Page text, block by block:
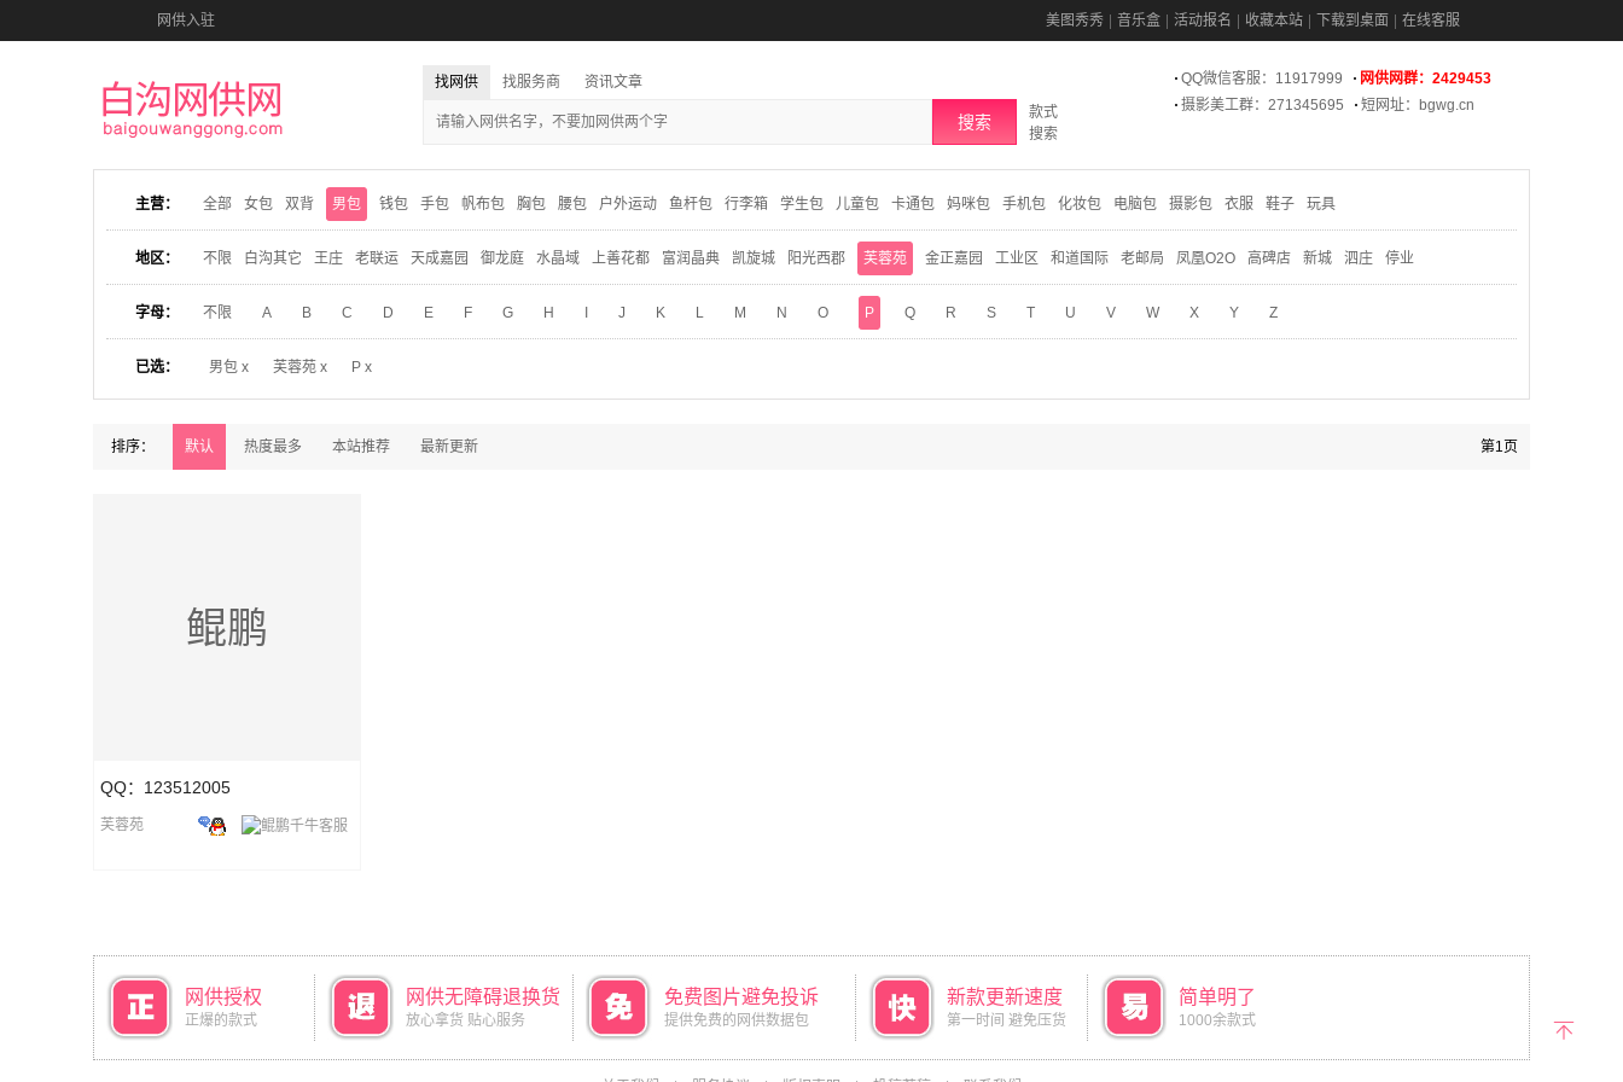
网供入驻 美图秀秀 音乐盒 活动报名 收藏本站 下载到桌面 在线客服
找网供 找服务商 资讯文章
搜索
款式
搜索
QQ微信客服：11917999
网供网群：2429453
摄影美工群：271345695
短网址：bgwg.cn
主营： 全部 女包 双背 男包 钱包 手包 帆布包 胸包 腰包 户外运动 鱼杆包 行李箱 学生包 儿童包 卡通包 妈咪包 手机包 化妆包 电脑包 摄影包 衣服 鞋子 玩具
地区： 不限 白沟其它 王庄 老联运 天成嘉园 御龙庭 水晶域 上善花都 富润晶典 凯旋城 阳光西郡 芙蓉苑 金正嘉园 工业区 和道国际 老邮局 凤凰O2O 高碑店 新城 泗庄 停业
字母： 不限 A B C D E F G H J K L M N O P Q R S T U V W X Y Z
已选： 男包 x 芙蓉苑 x P x
排序： 默认 热度最多 本站推荐 最新更新 第1页
鲲鹏
QQ：123512005
芙蓉苑
网供授权
正爆的款式
网供无障碍退换货
放心拿货 贴心服务
免费图片避免投诉
提供免费的网供数据包
新款更新速度
第一时间 避免压货
简单明了
1000余款式